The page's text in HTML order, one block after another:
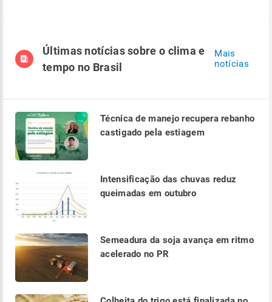
Últimas notícias sobre o clima e
tempo no Brasil
Mais
notícias
Técnica de manejo recupera rebanho
castigado pela estiagem
Intensificação das chuvas reduz
queimadas em outubro
Semeadura da soja avança em ritmo
acelerado no PR